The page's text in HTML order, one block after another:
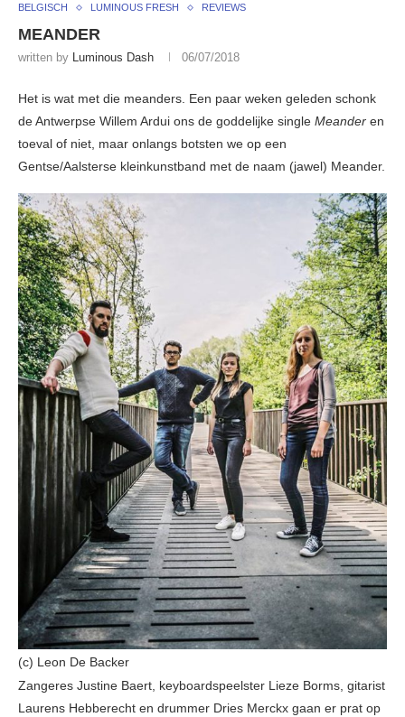
BELGISCH LUMINOUS FRESH REVIEWS
MEANDER
written by Luminous Dash 06/07/2018
Het is wat met die meanders. Een paar weken geleden schonk
de Antwerpse Willem Ardui ons de goddelijke single Meander en
toeval of niet, maar onlangs botsten we op een
Gentse/Aalsterse kleinkunstband met de naam (jawel) Meander.
(c) Leon De Backer
Zangeres Justine Baert, keyboardspeelster Lieze Borms, gitarist
Laurens Hebberecht en drummer Dries Merckx gaan er prat op